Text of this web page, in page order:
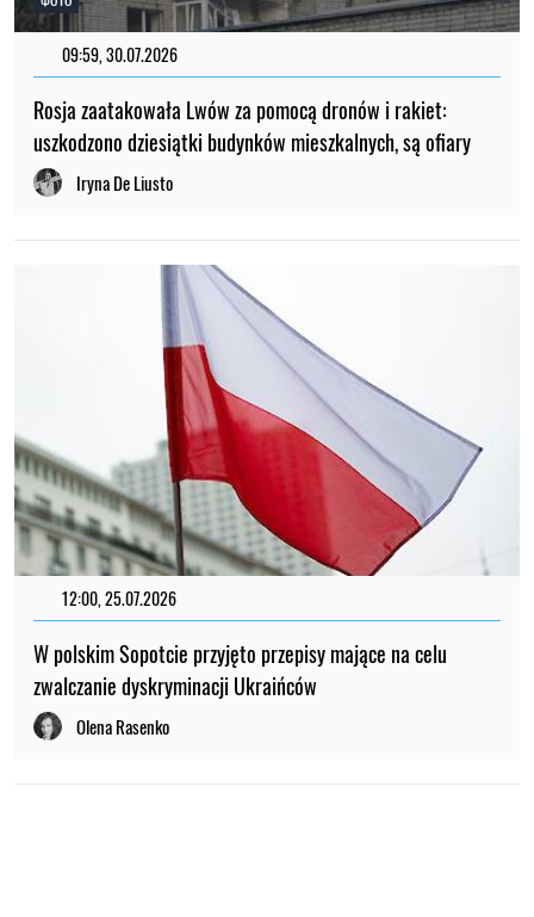
09:59, 30.07.2026
Rosja zaatakowała Lwów za pomocą dronów i rakiet:
uszkodzono dziesiątki budynków mieszkalnych, są ofiary
Iryna De Liusto
12:00, 25.07.2026
W polskim Sopotcie przyjęto przepisy mające na celu
zwalczanie dyskryminacji Ukraińców
Olena Rasenko